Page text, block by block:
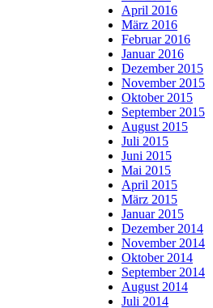
April 2016
März 2016
Februar 2016
Januar 2016
Dezember 2015
November 2015
Oktober 2015
September 2015
August 2015
Juli 2015
Juni 2015
Mai 2015
April 2015
März 2015
Januar 2015
Dezember 2014
November 2014
Oktober 2014
September 2014
August 2014
Juli 2014